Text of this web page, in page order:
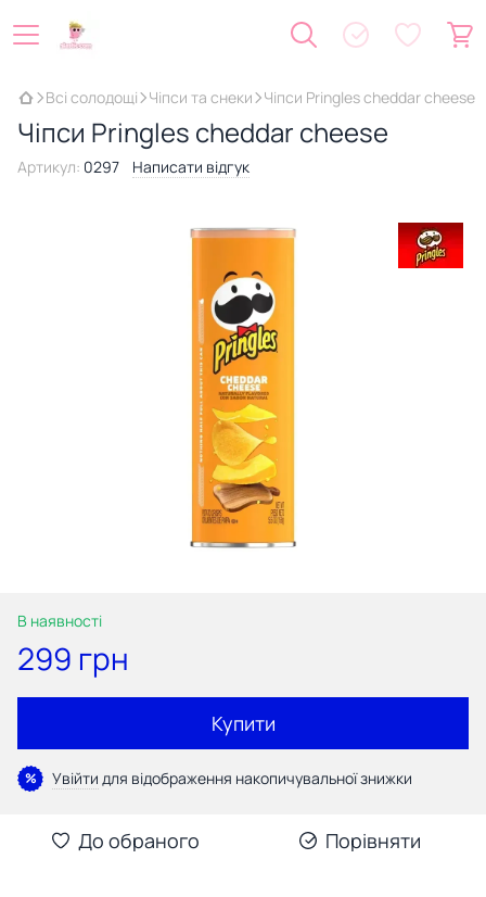
Всі солодощі Чіпси та снеки Чіпси Pringles cheddar cheese
Чіпси Pringles cheddar cheese
Артикул: 0297 Написати відгук
В наявності
299 грн
Купити
% Увійти для відображення накопичувальної знижки
До обраного Порівняти